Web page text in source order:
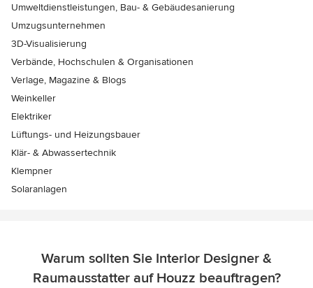
Umweltdienstleistungen, Bau- & Gebäudesanierung
Umzugsunternehmen
3D-Visualisierung
Verbände, Hochschulen & Organisationen
Verlage, Magazine & Blogs
Weinkeller
Elektriker
Lüftungs- und Heizungsbauer
Klär- & Abwassertechnik
Klempner
Solaranlagen
Warum sollten Sie Interior Designer &
Raumausstatter auf Houzz beauftragen?